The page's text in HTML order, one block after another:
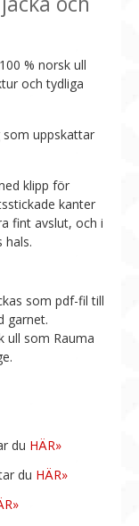
% norsk ull
och tydliga
uppskattar
klipp för
kanter
fint avslut, och i
hals.
som pdf-fil till
garnet.
ull som Rauma
du HÄR»
du HÄR»